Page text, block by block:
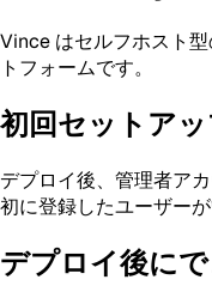
Vince はセルフホスト
トフォームです。
初回セットア
デプロイ後、管理者ア
初に登録したユーザーが
デプロイ後に